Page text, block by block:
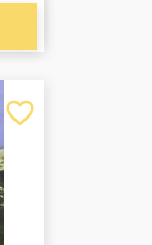
favorite_border